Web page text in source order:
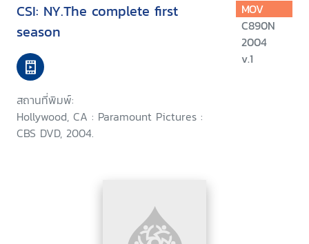
CSI: NY.The complete first
season
สถานที่พิมพ์:
Hollywood, CA : Paramount Pictures :
CBS DVD, 2004.
MOV
C890N
2004
v.1